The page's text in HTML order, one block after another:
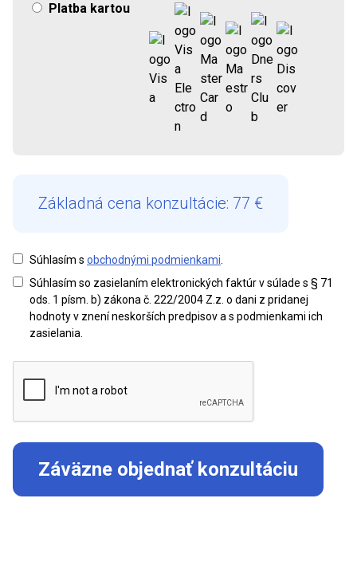
Platba kartou
Základná cena konzultácie: 77 €
Súhlasím s obchodnými podmienkami
Súhlasím so zasielaním elektronických faktúr v súlade s § 71
ods. 1 písm. b) zákona č. 222/2004 Z.z. o dani z pridanej
hodnoty v znení neskorších predpisov a s podmienkami ich
zasielania.
Záväzne objednať konzultáciu